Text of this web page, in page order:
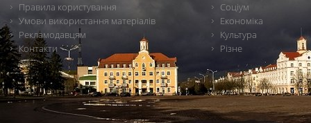
Правила користування
Умови використання матеріалів
Рекламодавцям
Контакти
Соціум
Економіка
Культура
Різне